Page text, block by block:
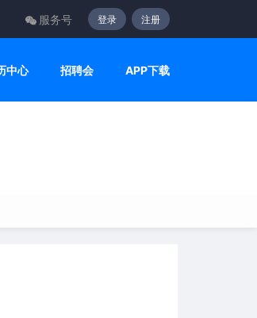
服务号 登录 注册
中心 招聘会 APP下载